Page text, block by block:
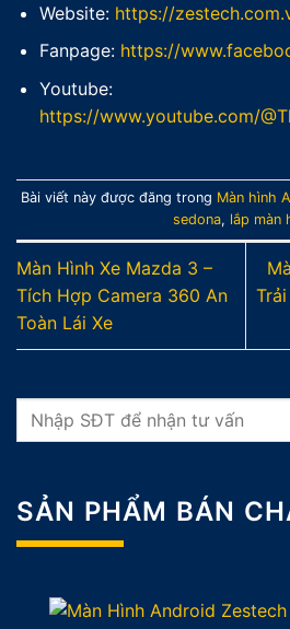
Website: https://
Fanpage: https://
Youtube:
https://www.youtube.com/
Bài viết này được đăng trong Màn hình
sedona, lắp màn
Màn Hình Xe Mazda 3 –
Tích Hợp Camera 360 An
Toàn Lái Xe
SẢN PHẨM BÁN